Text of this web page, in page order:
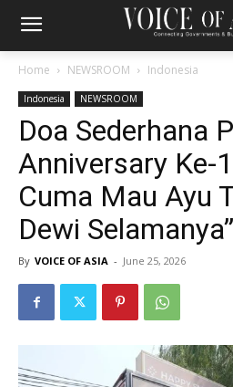
Home NEWSROOM Indonesia
Indonesia NEWSROOM
Doa Sederhana
Anniversary Ke-
Cuma Mau Ayu
Dewi Selamanya”
By VOICE OF ASIA - June 25, 2026